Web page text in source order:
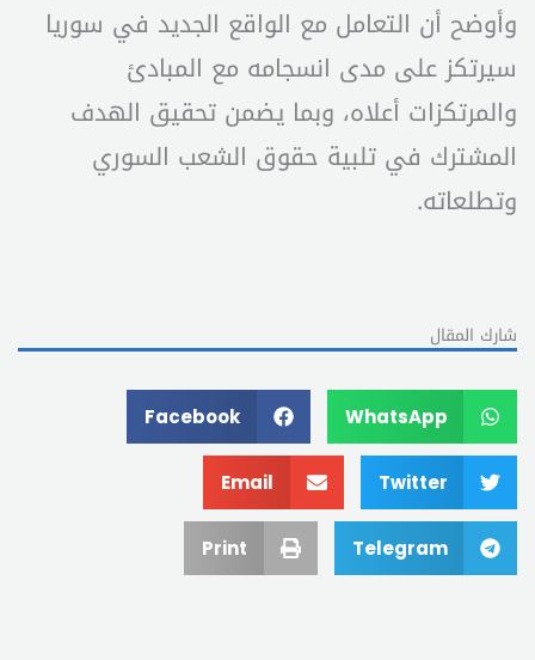
وأوضح أن التعامل مع الواقع الجديد في سوريا
سيرتكز على مدى انسجامه مع المبادئ
والمرتكزات أعلاه، وبما يضمن تحقيق الهدف
المشترك في تلبية حقوق الشعب السوري
وتطلعاته.
شارك المقال
WhatsApp
Facebook
Twitter
Email
Telegram
Print